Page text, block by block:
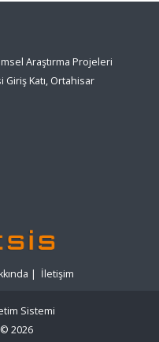
Araştırma Projeleri
Katı, Ortahisar
| İletişim
Sistemi
© 2026